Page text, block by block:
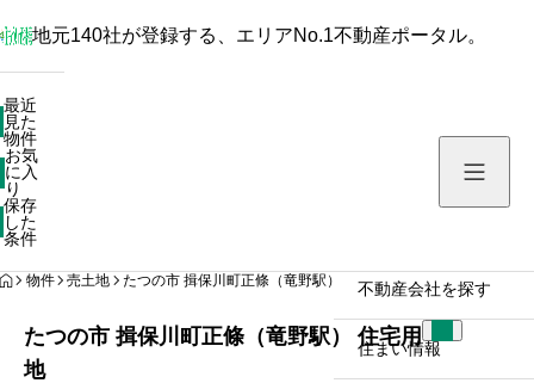
保存した条件
不動産会社を探す
住まい情報
地元140社が登録する、エリアNo.1不動産ポータル。
最近
見た
物件
お気
に入
り
保存
した
条件
HOME
物件 売土地 たつの市 揖保川町正條（竜野駅） 住宅用地
たつの市 揖保川町正條（竜野駅） 住宅用
地